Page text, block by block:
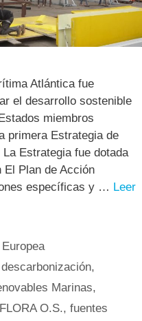
Atlántica fue
el desarrollo sostenible
miembros
primera Estrategia de
Estrategia fue dotada
El Plan de Acción
específicas y … Leer
descarbonización,
Marinas,
FLORA O.S., fuentes